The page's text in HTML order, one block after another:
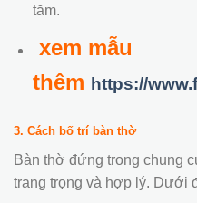
tăm.
xem mẫu
thêm https://
3. Cách bố trí bàn thờ
Bàn thờ đứng trong chung
trang trọng và hợp lý. Dưới